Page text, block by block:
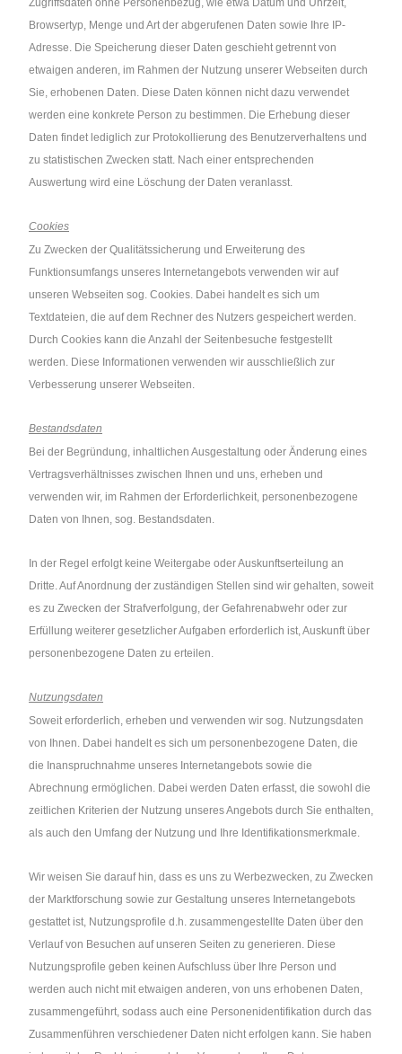
Zugriffsdaten ohne Personenbezug, wie etwa Datum und Uhrzeit,
Browsertyp, Menge und Art der abgerufenen Daten sowie Ihre IP-
Adresse. Die Speicherung dieser Daten geschieht getrennt von
etwaigen anderen, im Rahmen der Nutzung unserer Webseiten durch
Sie, erhobenen Daten. Diese Daten können nicht dazu verwendet
werden eine konkrete Person zu bestimmen. Die Erhebung dieser
Daten findet lediglich zur Protokollierung des Benutzerverhaltens und
zu statistischen Zwecken statt. Nach einer entsprechenden
Auswertung wird eine Löschung der Daten veranlasst.
Cookies
Zu Zwecken der Qualitätssicherung und Erweiterung des
Funktionsumfangs unseres Internetangebots verwenden wir auf
unseren Webseiten sog. Cookies. Dabei handelt es sich um
Textdateien, die auf dem Rechner des Nutzers gespeichert werden.
Durch Cookies kann die Anzahl der Seitenbesuche festgestellt
werden. Diese Informationen verwenden wir ausschließlich zur
Verbesserung unserer Webseiten.
Bestandsdaten
Bei der Begründung, inhaltlichen Ausgestaltung oder Änderung eines
Vertragsverhältnisses zwischen Ihnen und uns, erheben und
verwenden wir, im Rahmen der Erforderlichkeit, personenbezogene
Daten von Ihnen, sog. Bestandsdaten.
In der Regel erfolgt keine Weitergabe oder Auskunftserteilung an
Dritte. Auf Anordnung der zuständigen Stellen sind wir gehalten, soweit
es zu Zwecken der Strafverfolgung, der Gefahrenabwehr oder zur
Erfüllung weiterer gesetzlicher Aufgaben erforderlich ist, Auskunft über
personenbezogene Daten zu erteilen.
Nutzungsdaten
Soweit erforderlich, erheben und verwenden wir sog. Nutzungsdaten
von Ihnen. Dabei handelt es sich um personenbezogene Daten, die
die Inanspruchnahme unseres Internetangebots sowie die
Abrechnung ermöglichen. Dabei werden Daten erfasst, die sowohl die
zeitlichen Kriterien der Nutzung unseres Angebots durch Sie enthalten,
als auch den Umfang der Nutzung und Ihre Identifikationsmerkmale.
Wir weisen Sie darauf hin, dass es uns zu Werbezwecken, zu Zwecken
der Marktforschung sowie zur Gestaltung unseres Internetangebots
gestattet ist, Nutzungsprofile d.h. zusammengestellte Daten über den
Verlauf von Besuchen auf unseren Seiten zu generieren. Diese
Nutzungsprofile geben keinen Aufschluss über Ihre Person und
werden auch nicht mit etwaigen anderen, von uns erhobenen Daten,
zusammengeführt, sodass auch eine Personenidentifikation durch das
Zusammenführen verschiedener Daten nicht erfolgen kann. Sie haben